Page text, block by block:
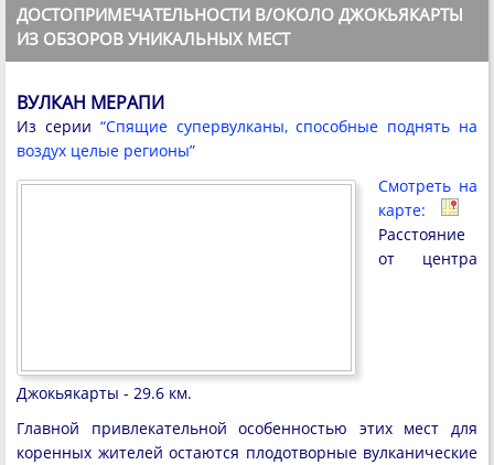
ДОСТОПРИМЕЧАТЕЛЬНОСТИ В/ОКОЛО ДЖОКЬЯКАРТЫ
ИЗ ОБЗОРОВ УНИКАЛЬНЫХ МЕСТ
ВУЛКАН МЕРАПИ
Из серии “Спящие супервулканы, способные поднять на
воздух целые регионы”
Смотреть на
карте:
Расстояние
от центра
Джокьякарты - 29.6 км.
Главной привлекательной особенностью этих мест для
коренных жителей остаются плодотворные вулканические